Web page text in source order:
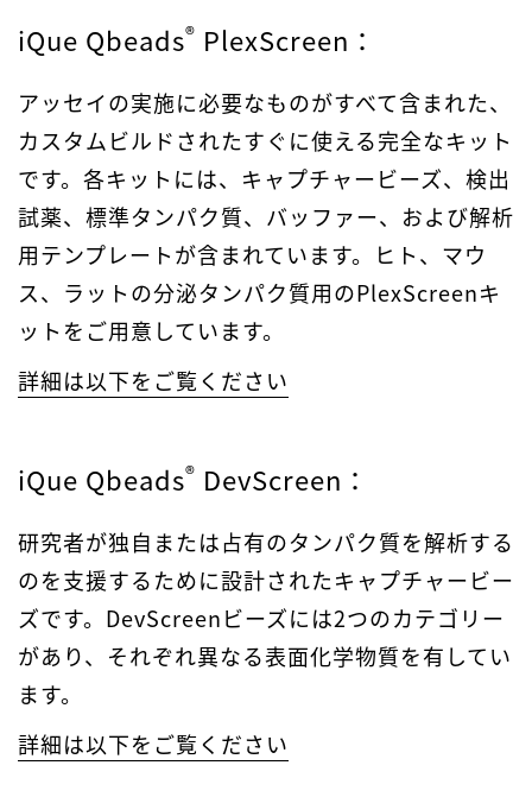
iQue Qbeads® PlexScreen：
アッセイの実施に必要なものがすべて含まれた、
カスタムビルドされたすぐに使える完全なキット
です。各キットには、キャプチャービーズ、検出
試薬、標準タンパク質、バッファー、および解析
用テンプレートが含まれています。ヒト、マウ
ス、ラットの分泌タンパク質用のPlexScreenキ
ットをご用意しています。
詳細は以下をご覧ください
iQue Qbeads® DevScreen：
研究者が独自または占有のタンパク質を解析する
のを支援するために設計されたキャプチャービー
ズです。DevScreenビーズには2つのカテゴリー
があり、それぞれ異なる表面化学物質を有してい
ます。
詳細は以下をご覧ください